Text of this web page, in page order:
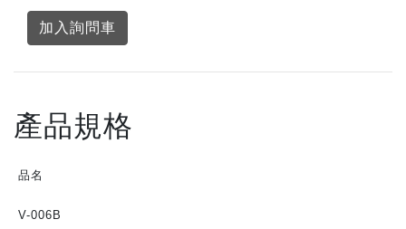
加入詢問車
產品規格
品名
V-006B